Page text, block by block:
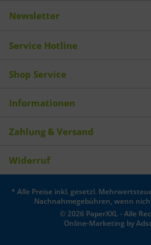
Newsletter
Service Hotline
Shop Service
Informationen
Zahlung & Versand
Widerruf
* Alle Preise inkl. gesetzl.
Nachnahmegebühren, wenn
© 2026 PaperXXL - Alle
Online-Marketing by